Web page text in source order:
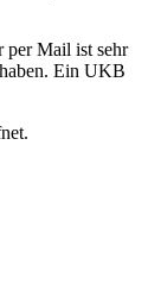
per Mail ist sehr
Ein UKB